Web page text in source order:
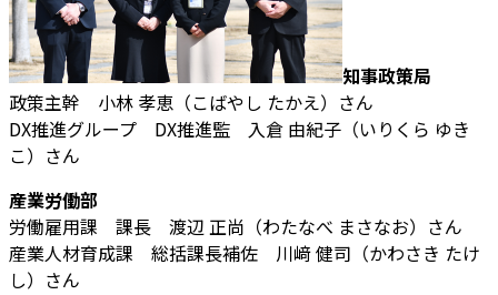
知事政策局
政策主幹 小林 孝恵（こばやし たかえ）さん
DX推進グループ DX推進監 入倉 由紀子（いりくら ゆき
こ）さん
産業労働部
労働雇用課 課長 渡辺 正尚（わたなべ まさなお）さん
産業人材育成課 総括課長補佐 川﨑 健司（かわさき たけ
し）さん